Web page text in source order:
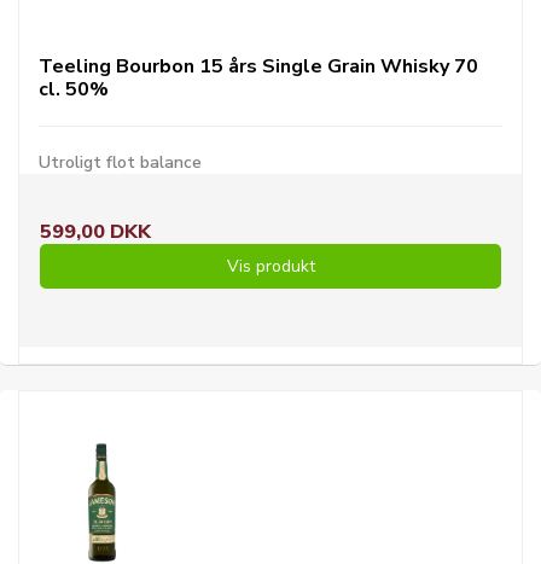
Teeling Bourbon 15 års Single Grain Whisky 70
cl. 50%
Utroligt flot balance
599,00 DKK
Vis produkt